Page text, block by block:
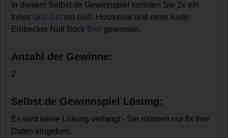
In diesem Selbst.de Gewinnspiel konnten Sie 2x ein
tolles Grill-Set mit Grill, Holzkohle und einer Kiste
Einbecker Null Bock Bier gewinnen.
Anzahl der Gewinne:
2
Selbst.de Gewinnspiel Lösung:
Es wird keine Lösung verlangt - Sie müssen nur fix Ihre
Daten eingeben.